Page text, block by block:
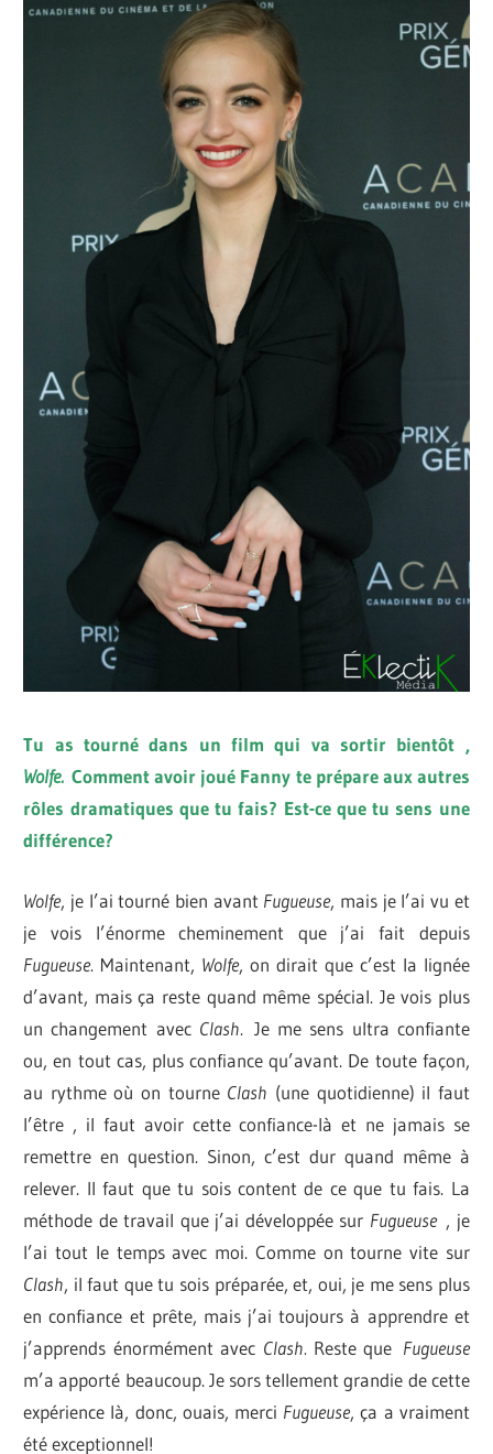
Tu as tourné dans un film qui va sortir bientôt ,
Wolfe. Comment avoir joué Fanny te prépare aux autres
rôles dramatiques que tu fais? Est-ce que tu sens une
différence?
Wolfe, je l’ai tourné bien avant Fugueuse, mais je l’ai vu et
je vois l’énorme cheminement que j’ai fait depuis
Fugueuse. Maintenant, Wolfe, on dirait que c’est la lignée
d’avant, mais ça reste quand même spécial. Je vois plus
un changement avecClash. Je me sens ultra confiante
ou, en tout cas, plus confiance qu’avant. De toute façon,
au rythme où on tourne Clash (une quotidienne) il faut
l’être , il faut avoir cette confiance-là et ne jamais se
remettre en question. Sinon, c’est dur quand même à
relever. Il faut que tu sois content de ce que tu fais. La
méthode de travail que j’ai développée sur Fugueuse, je
l’ai tout le temps avec moi. Comme on tourne vite sur
Clash, il faut que tu sois préparée, et, oui, je me sens plus
en confiance et prête, mais j’ai toujours à apprendre et
j’apprends énormément avec Clash. Reste que Fugueuse
m’a apporté beaucoup. Je sors tellement grandie de cette
expérience là, donc, ouais, merci Fugueuse, ça a vraiment
été exceptionnel!